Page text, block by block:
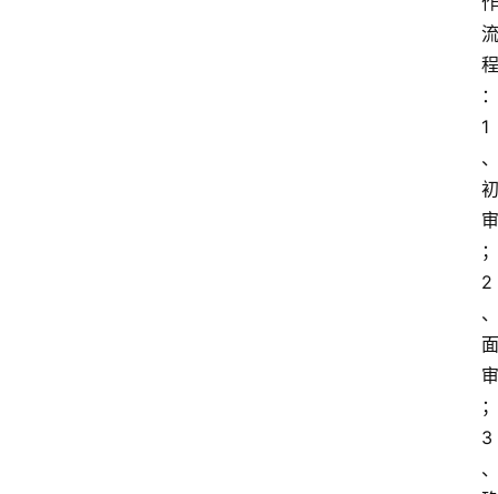
流
程
：
1
、
初
审
；
2
、
面
审
；
3
、